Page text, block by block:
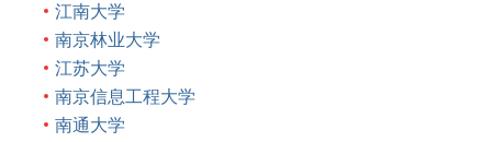
江南大学
南京林业大学
江苏大学
南京信息工程大学
南通大学